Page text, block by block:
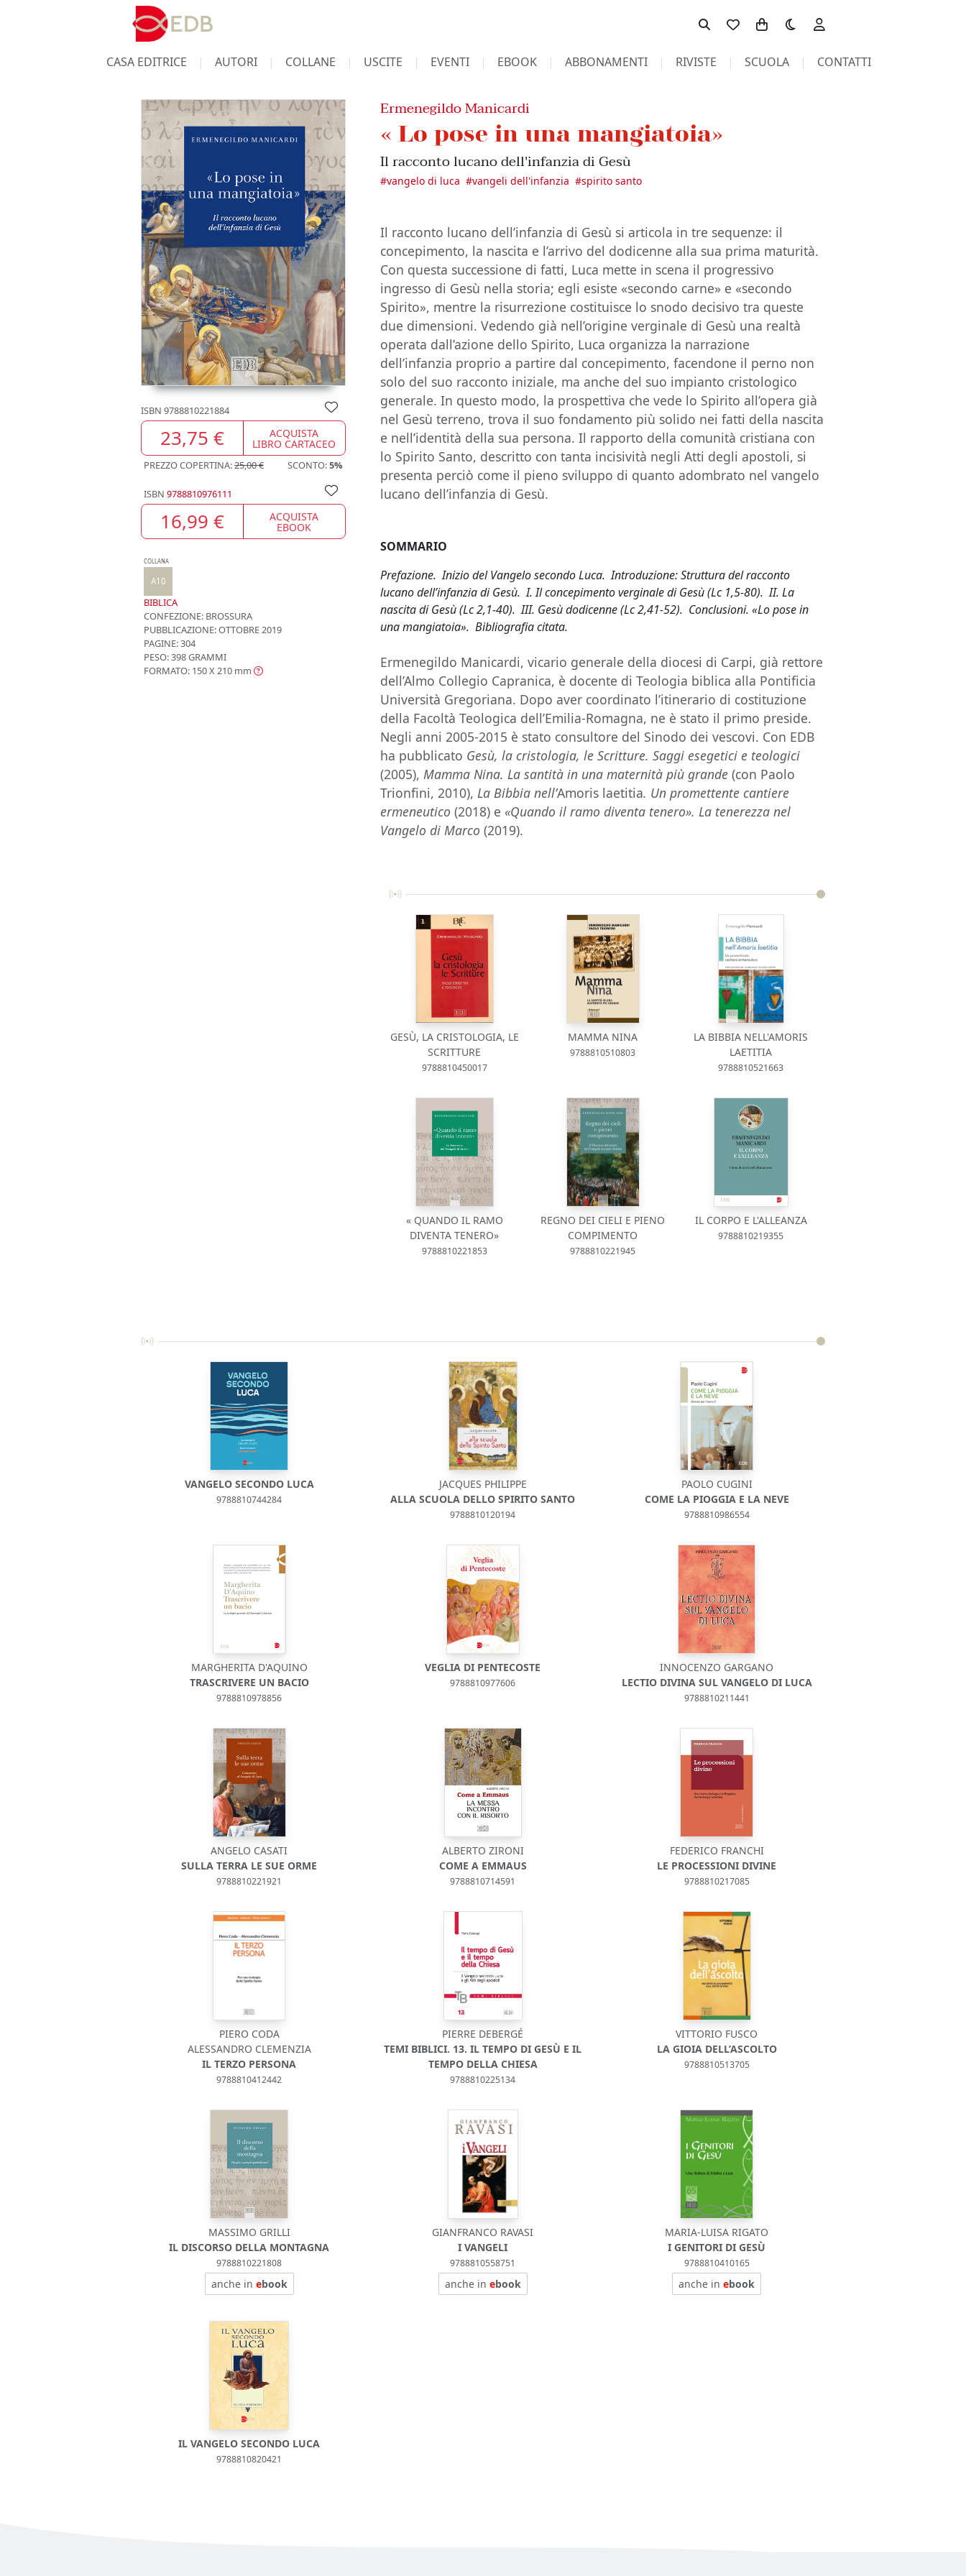
Toggle theme
CASA EDITRICE AUTORI COLLANE USCITE EVENTI EBOOK ABBONAMENTI RIVISTE SCUOLA CONTATTI
ISBN 9788810221884
23,75 € ACQUISTA
LIBRO CARTACEO
PREZZO COPERTINA:25,00 € SCONTO:5%
ISBN 9788810976111
16,99 € ACQUISTA
EBOOK
COLLANA
A10
BIBLICA
CONFEZIONE: BROSSURA
PUBBLICAZIONE:OTTOBRE 2019
PAGINE: 304
PESO: 398 GRAMMI
FORMATO: 150 X 210 mm
Ermenegildo Manicardi
« Lo pose in una mangiatoia»
Il racconto lucano dell'infanzia di Gesù
#vangelo di luca #vangeli dell'infanzia #spirito santo
Il racconto lucano dell’infanzia di Gesù si articola in tre sequenze: il
concepimento, la nascita e l’arrivo del dodicenne alla sua prima maturità.
Con questa successione di fatti, Luca mette in scena il progressivo
ingresso di Gesù nella storia; egli esiste «secondo carne» e «secondo
Spirito», mentre la risurrezione costituisce lo snodo decisivo tra queste
due dimensioni. Vedendo già nell’origine verginale di Gesù una realtà
operata dall’azione dello Spirito, Luca organizza la narrazione
dell’infanzia proprio a partire dal concepimento, facendone il perno non
solo del suo racconto iniziale, ma anche del suo impianto cristologico
generale. In questo modo, la prospettiva che vede lo Spirito all’opera già
nel Gesù terreno, trova il suo fondamento più solido nei fatti della nascita
e nell’identità della sua persona. Il rapporto della comunità cristiana con
lo Spirito Santo, descritto con tanta incisività negli Atti degli apostoli, si
presenta perciò come il pieno sviluppo di quanto adombrato nel vangelo
lucano dell’infanzia di Gesù.
SOMMARIO
Prefazione. Inizio del Vangelo secondo Luca. Introduzione: Struttura del racconto
lucano dell’infanzia di Gesù. I. Il concepimento verginale di Gesù (Lc 1,5-80). II. La
nascita di Gesù (Lc 2,1-40). III. Gesù dodicenne (Lc 2,41-52). Conclusioni. «Lo pose in
una mangiatoia». Bibliografia citata.
Ermenegildo Manicardi, vicario generale della diocesi di Carpi, già rettore
dell’Almo Collegio Capranica, è docente di Teologia biblica alla Pontificia
Università Gregoriana. Dopo aver coordinato l’itinerario di costituzione
della Facoltà Teologica dell’Emilia-Romagna, ne è stato il primo preside.
Negli anni 2005-2015 è stato consultore del Sinodo dei vescovi. Con EDB
ha pubblicato Gesù, la cristologia, le Scritture. Saggi esegetici e teologici
(2005),Mamma Nina. La santità in una maternità più grande (con Paolo
Trionfini, 2010),La Bibbia nell’Amoris laetitia. Un promettente cantiere
ermeneutico (2018) e «Quando il ramo diventa tenero». La tenerezza nel
Vangelo di Marco (2019).
GESÙ, LA CRISTOLOGIA, LE
SCRITTURE
9788810450017
MAMMA NINA
9788810510803
LA BIBBIA NELL'AMORIS
LAETITIA
9788810521663
« QUANDO IL RAMO
DIVENTA TENERO»
9788810221853
REGNO DEI CIELI E PIENO
COMPIMENTO
9788810221945
IL CORPO E L'ALLEANZA
9788810219355
VANGELO SECONDO LUCA
9788810744284
JACQUES PHILIPPE
ALLA SCUOLA DELLO SPIRITO SANTO
9788810120194
PAOLO CUGINI
COME LA PIOGGIA E LA NEVE
9788810986554
MARGHERITA D'AQUINO
TRASCRIVERE UN BACIO
9788810978856
VEGLIA DI PENTECOSTE
9788810977606
INNOCENZO GARGANO
LECTIO DIVINA SUL VANGELO DI LUCA
9788810211441
ANGELO CASATI
SULLA TERRA LE SUE ORME
9788810221921
ALBERTO ZIRONI
COME A EMMAUS
9788810714591
FEDERICO FRANCHI
LE PROCESSIONI DIVINE
9788810217085
PIERO CODA
ALESSANDRO CLEMENZIA
IL TERZO PERSONA
9788810412442
PIERRE DEBERGÉ
TEMI BIBLICI. 13. IL TEMPO DI GESÙ E IL
TEMPO DELLA CHIESA
9788810225134
VITTORIO FUSCO
LA GIOIA DELL’ASCOLTO
9788810513705
MASSIMO GRILLI
IL DISCORSO DELLA MONTAGNA
9788810221808
anche in ebook
GIANFRANCO RAVASI
I VANGELI
9788810558751
anche in ebook
MARIA-LUISA RIGATO
I GENITORI DI GESÙ
9788810410165
anche inebook
IL VANGELO SECONDO LUCA
9788810820421